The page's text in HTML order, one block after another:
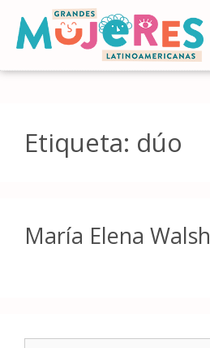
Etiqueta: dúo
María Elena Walsh